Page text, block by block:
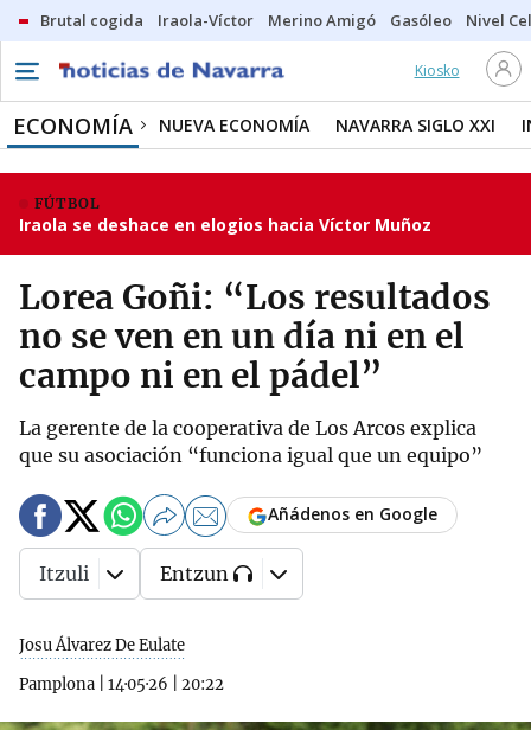
Brutal cogida Iraola-Víctor Merino Amigó Gasóleo Nivel
Kiosko
ECONOMÍA NUEVA ECONOMÍA NAVARRA SIGLO XXI
FÚTBOL
Iraola se deshace en elogios hacia Víctor Muñoz
Lorea Goñi: “Los resultados
no se ven en un día ni en el
campo ni en el pádel”
La gerente de la cooperativa de Los Arcos explica
que su asociación “funciona igual que un equipo”
Josu Álvarez De Eulate
Pamplona
14·05·26 20:22
Añádenos en Google
Itzuli Entzun